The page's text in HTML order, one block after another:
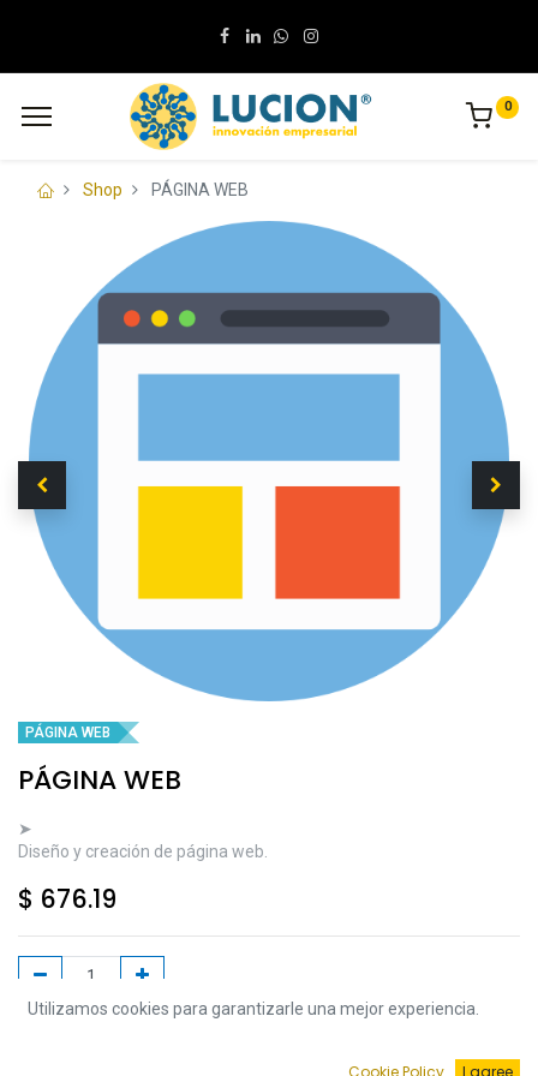
0
Shop PÁGINA WEB
PÁGINA WEB
PÁGINA WEB
➤
Diseño y creación de página web.
$ 676.19
Utilizamos cookies para garantizarle una mejor experiencia.
Cookie Policy I agree